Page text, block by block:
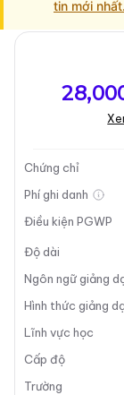
tin mới nhất.
chương trình
Tổng
Tổng
Chương trình
(P30)tại Đại
bật từTrường
này được thiết
giáo viên, cụ
điều chỉnh cho
bằng đại học
Chứng chỉ
Phí ghi danh
Điều kiện PGWP
Độ dài
Ngôn ngữ giảng
Hình thức giảng
Lĩnh vực học
Cấp độ
Trường